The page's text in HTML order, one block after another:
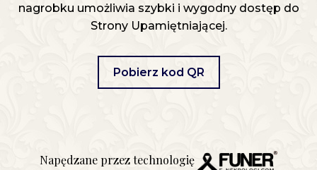
nagrobku umożliwia szybki i wygodny dostęp do
Strony Upamiętniającej.
Pobierz kod QR
Napędzane przez technologię